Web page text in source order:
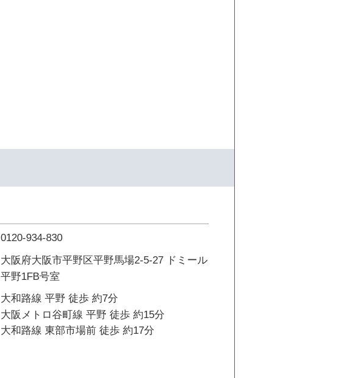
0120-934-830
大阪府大阪市平野区平野馬場2-5-27 ドミール
平野1FB号室
大和路線 平野 徒歩 約7分
大阪メトロ谷町線 平野 徒歩 約15分
大和路線 東部市場前 徒歩 約17分